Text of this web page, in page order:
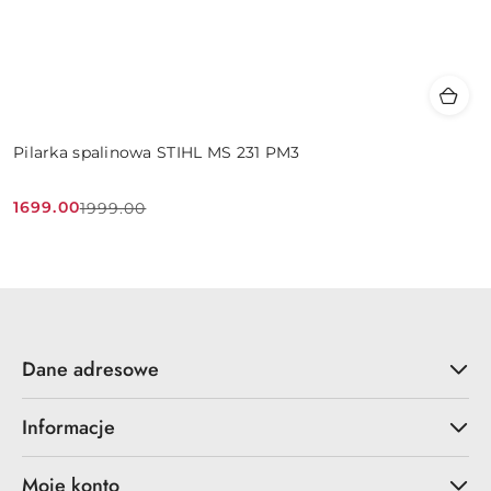
Pilarka spalinowa STIHL MS 231 PM3
Cena
1699.00
Cena
1999.00
Dane adresowe
Informacje